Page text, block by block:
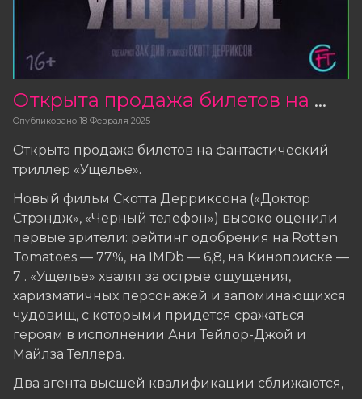
Открыта продажа билетов на фильм «Ущелье»
Опубликовано 18 Февраля 2025
Открыта продажа билетов на фантастический
триллер «Ущелье».
Новый фильм Скотта Дерриксона («Доктор
Стрэндж», «Черный телефон») высоко оценили
первые зрители: рейтинг одобрения на Rotten
Tomatoes — 77%, на IMDb — 6,8, на Кинопоиске —
7 . «Ущелье» хвалят за острые ощущения,
харизматичных персонажей и запоминающихся
чудовищ, с которыми придется сражаться
героям в исполнении Ани Тейлор-Джой и
Майлза Теллера.
Два агента высшей квалификации сближаются,